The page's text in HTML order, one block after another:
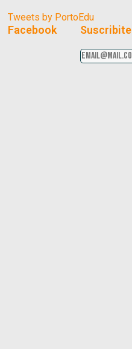
Tweets by PortoEdu
Facebook Suscribite